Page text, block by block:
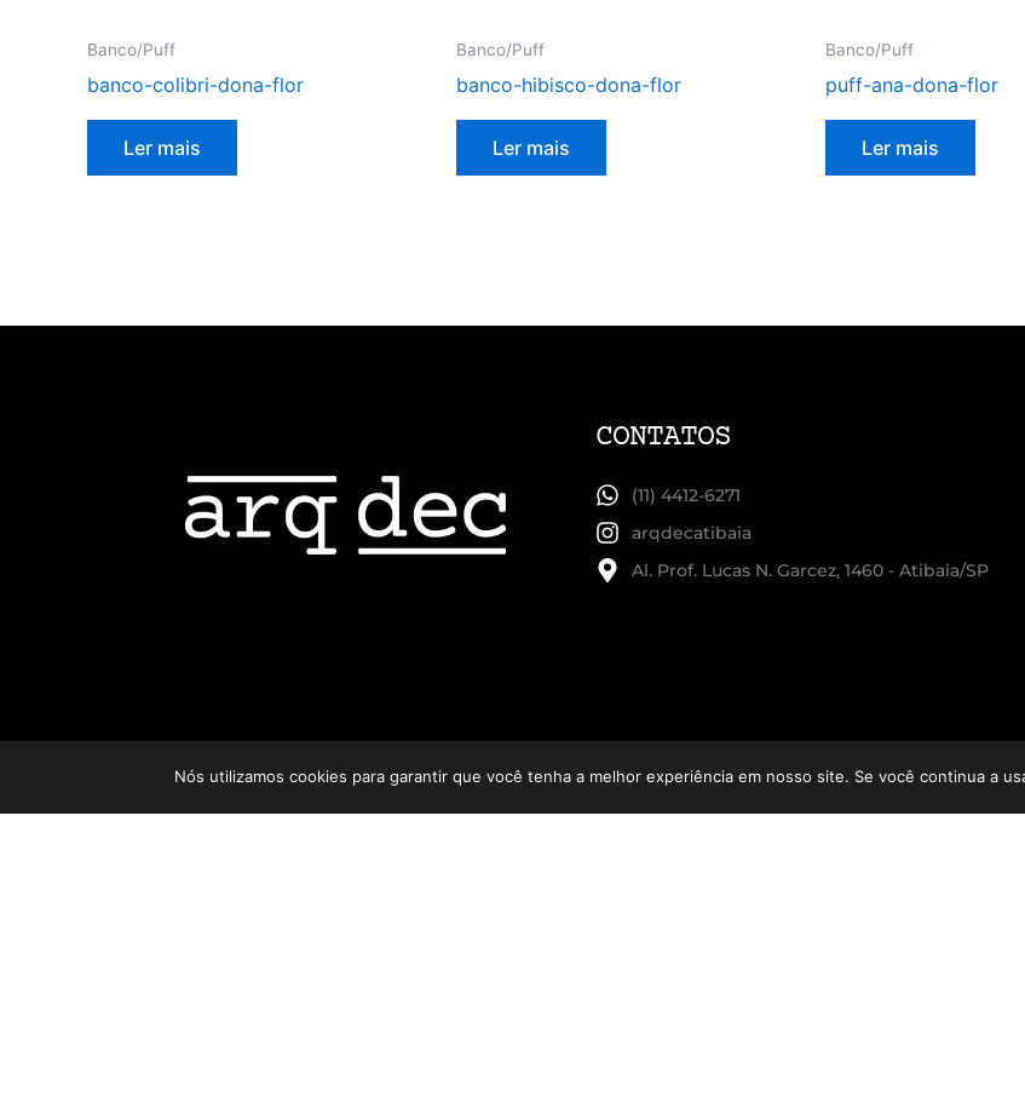
Banco/Puff
banco-colibri-dona-flor
Ler mais
Banco/Puff
banco-hibisco-dona-flor
Ler mais
Banco/Puff
puff-ana-dona-flor
Ler mais
CONTATOS
(11) 4412-6271
arqdecatibaia
Al. Prof. Lucas N. Garcez, 1460 - Atibaia/SP
Nós utilizamos cookies para garantir que você tenha a melhor experiência em nosso site. Se você continua a